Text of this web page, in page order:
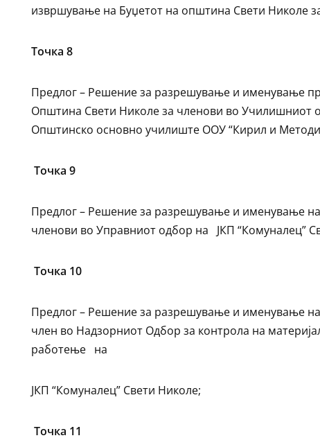
извршување на Буџетот на општина Свети Николе
Точка 8
Предлог – Решение за разрешување и именување
Општина Свети Николе за членови во Училишниот
Општинско основно училиште ООУ “Кирил и
Точка 9
Предлог – Решение за разрешување и именување
членови во Управниот одбор на ЈКП “Комуналец”
Точка 10
Предлог – Решение за разрешување и именување
член во Надзорниот Одбор за контрола на
работење на
ЈКП “Комуналец” Свети Николе;
Точка 11